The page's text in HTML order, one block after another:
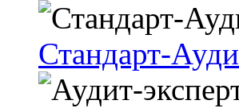
Стандарт-